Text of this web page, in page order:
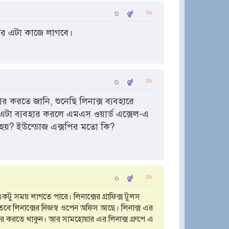
০
এটা কাজে লাগবে।
০
জানি, শুনেছি লিনাক্স ব্যবহারে
ব্যবহার করলে এমএস ওয়ার্ড এক্সেল-এ
ইউন্ডোজ এক্সপির মতো কি?
০
সময় লাগতে পারে। লিনাক্সের গ্রাফিক্স টুলস
নিজস্ব ওপেন অফিস আছে। লিনাক্স এর
করতে থাকুন। আর সামহোয়ার এর লিনাক্স গ্রুপে এ